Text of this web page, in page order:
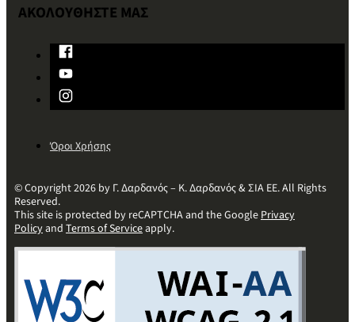
ΑΚΟΛΟΥΘΗΣΤΕ ΜΑΣ
Όροι Χρήσης
© Copyright 2026 by Γ. Δαρδανός – Κ. Δαρδανός & ΣΙΑ ΕΕ. All Rights
Reserved.
This site is protected by reCAPTCHA and the GooglePrivacy
Policyand Terms of Serviceapply.